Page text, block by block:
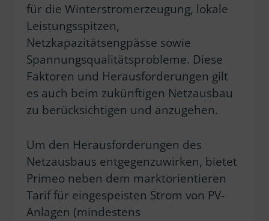
für die Winterstromerzeugung, lokale
Leistungsspitzen,
Netzkapazitätsengpässe sowie
Spannungsqualitätsprobleme. Diese
Faktoren und Herausforderungen gilt
es auch beim zukünftigen Netzausbau
zu berücksichtigen und anzugehen.
Um den Herausforderungen des
Netzausbaus entgegenzuwirken, bietet
Primeo neben dem marktorientieren
Tarif für eingespeisten Strom von PV-
Anlagen (mindestens